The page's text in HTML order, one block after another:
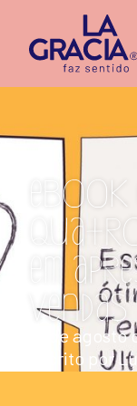
em
vendas”
13 de agosto
escrito por